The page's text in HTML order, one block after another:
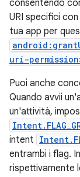
consentendo
URI specifici
tua app per
uri-
Puoi anche
Quando avvii
un'attività,
intent
entrambi i flag.
rispettivamente